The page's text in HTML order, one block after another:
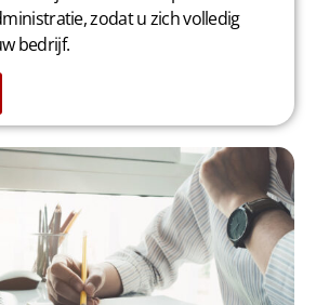
zodat u zich volledig
bedrijf.